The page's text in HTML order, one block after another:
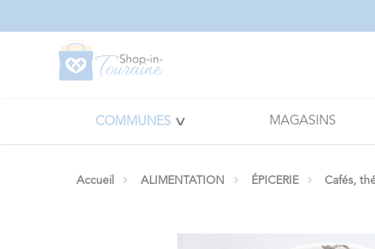
COMMUNES MAGASINS
Accueil ALIMENTATION ÉPICERIE Cafés,